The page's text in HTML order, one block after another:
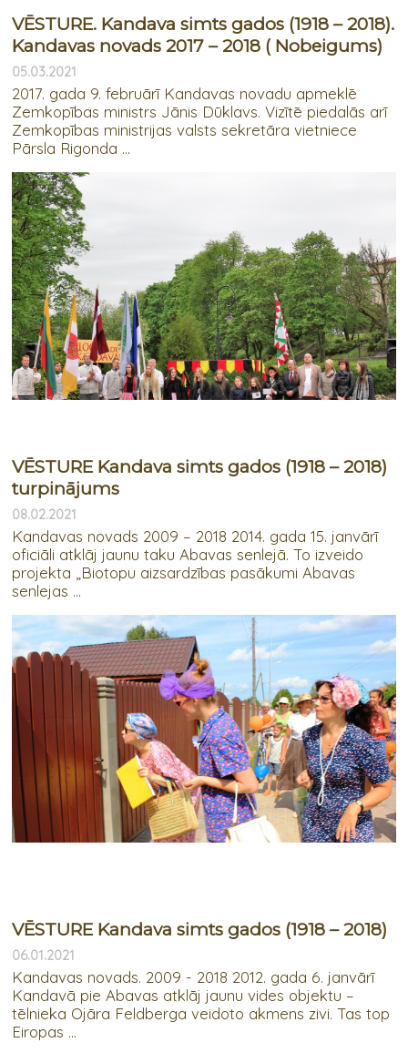
VĒSTURE. Kandava simts gados (1918 – 2018).
Kandavas novads 2017 – 2018 ( Nobeigums)
05.03.2021
2017. gada 9. februārī Kandavas novadu apmeklē
Zemkopības ministrs Jānis Dūklavs. Vizītē piedalās arī
Zemkopības ministrijas valsts sekretāra vietniece
Pārsla Rigonda ...
VĒSTURE Kandava simts gados (1918 – 2018)
turpinājums
08.02.2021
Kandavas novads 2009 – 2018 2014. gada 15. janvārī
oficiāli atklāj jaunu taku Abavas senlejā. To izveido
projekta „Biotopu aizsardzības pasākumi Abavas
senlejas ...
VĒSTURE Kandava simts gados (1918 – 2018)
06.01.2021
Kandavas novads. 2009 - 2018 2012. gada 6. janvārī
Kandavā pie Abavas atklāj jaunu vides objektu –
tēlnieka Ojāra Feldberga veidoto akmens zivi. Tas top
Eiropas ...